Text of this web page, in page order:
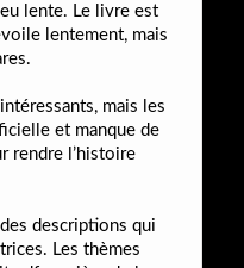
lente. Le livre est
lentement, mais
mais les
et manque de
rendre l’histoire
descriptions qui
Les thèmes